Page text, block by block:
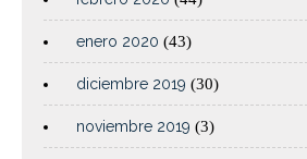
enero 2020 (43)
diciembre 2019 (30)
noviembre 2019 (3)